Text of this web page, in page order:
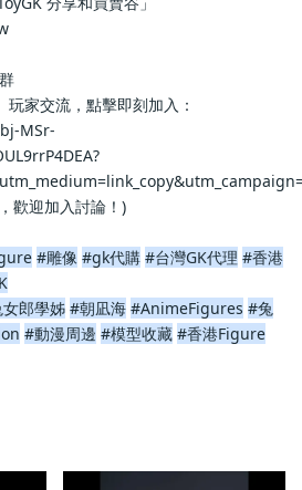
家交流，點擊即刻加入：
MSr-
歡迎加入討論！)
#雕像 #gk代購 #台灣GK代理 #香港
郎學姊 #朝凪海 #AnimeFigures #兔
#動漫周邊 #模型收藏 #香港Figure